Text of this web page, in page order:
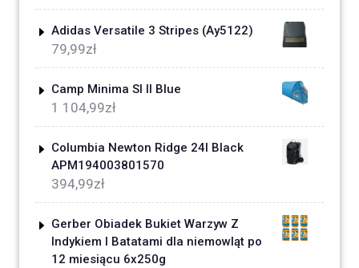
Adidas Versatile 3 Stripes (Ay5122)
79,99zł
Camp Minima Sl II Blue
1 104,99zł
Columbia Newton Ridge 24l Black
APM194003801570
394,99zł
Gerber Obiadek Bukiet Warzyw Z
Indykiem I Batatami dla niemowląt po
12 miesiącu 6x250g